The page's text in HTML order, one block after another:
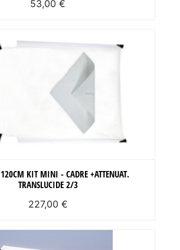
53,00 €
KIT MINI - CADRE +ATTENUAT.
TRANSLUCIDE 2/3
227,00 €